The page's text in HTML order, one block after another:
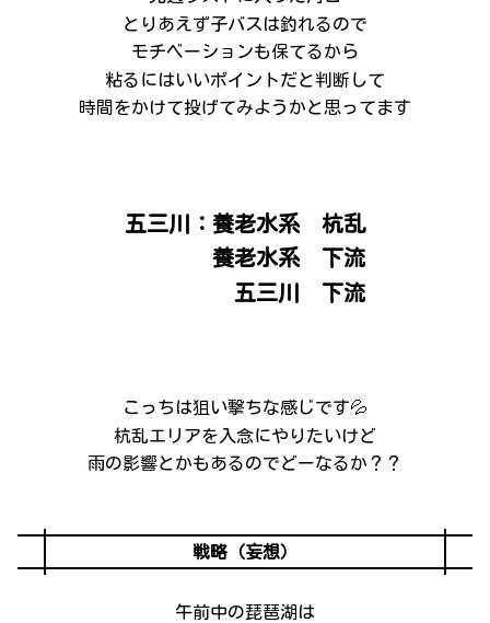
とりあえず子バスは釣れるので
モチベーションも保てるから
粘るにはいいポイントだと判断して
時間をかけて投げてみようかと思ってます
五三川：養老水系 杭乱
養老水系 下流
五三川 下流
こっちは狙い撃ちな感じです💦
杭乱エリアを入念にやりたいけど
雨の影響とかもあるのでどーなるか？？
戦略（妄想）
午前中の琵琶湖は